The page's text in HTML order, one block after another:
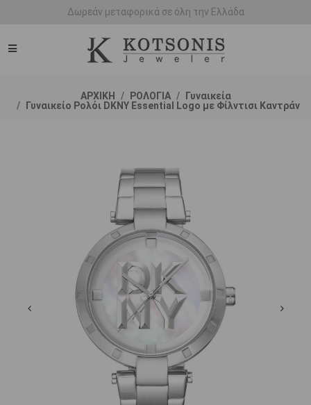
Άμεση παράδοση - Δικαίωμα επιστροφής
ΑΡΧΙΚΗ ΡΟΛΟΓΙΑ
Γυναικεία
Γυναικείο Ρολόι DKNY Essential Logo με Φίλντισι Καντράν